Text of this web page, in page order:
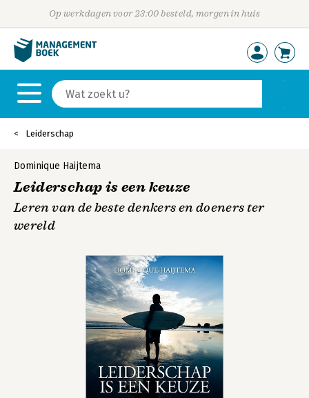
Op werkdagen voor 23:00 besteld, morgen in huis
Leiderschap
Dominique Haijtema
Leiderschap is een keuze
Leren van de beste denkers en doeners ter
wereld